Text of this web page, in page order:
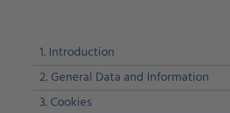
1. Introduction
2. General Data and Information
3. Cookies